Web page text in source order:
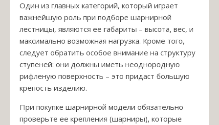
Один из главных категорий, который играет
важнейшую роль при подборе шарнирной
лестницы, являются ее габариты – высота, вес, и
максимально возможная нагрузка. Кроме того,
следует обратить особое внимание на структуру
ступеней: они должны иметь неоднородную
рифленую поверхность – это придаст большую
крепость изделию.
При покупке шарнирной модели обязательно
проверьте ее крепления (шарниры), которые